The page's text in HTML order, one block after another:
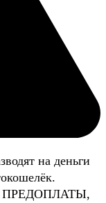
на деньги
ПРЕДОПЛАТЫ,